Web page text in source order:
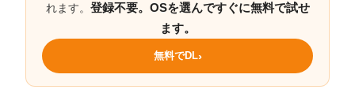
れます。 登録不要。OSを選んですぐに無料で試せ
ます。
無料でDL